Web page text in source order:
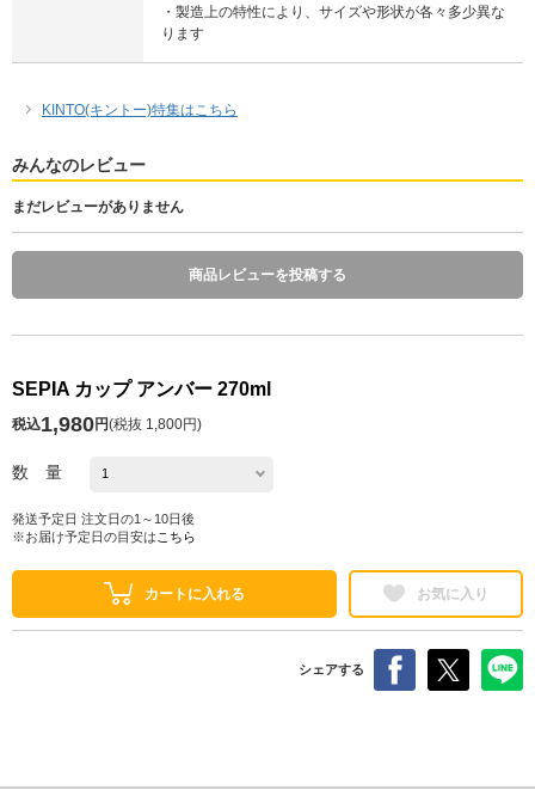
・製造上の特性により、サイズや形状が各々多少異な
ります
KINTO(キントー)特集はこちら
みんなのレビュー
まだレビューがありません
商品レビューを投稿する
SEPIA カップ アンバー 270ml
税込1,980円(税抜 1,800円)
数 量
発送予定日 注文日の1～10日後
※お届け予定日の目安は こちら
カートに入れる お気に入り
シェアする